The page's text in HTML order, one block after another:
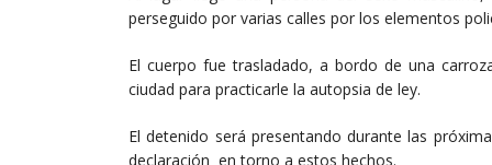
perseguido por varias calles por los elementos
El cuerpo fue trasladado, a bordo de una
ciudad para practicarle la autopsia de ley.
El detenido será presentando durante las
declaración en torno a estos hechos.